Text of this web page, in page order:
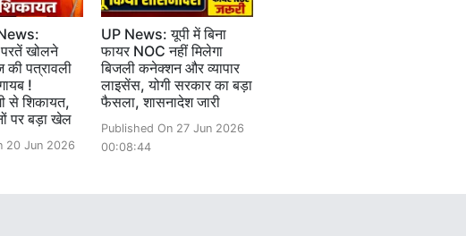
परतें खोलने
की पत्रावली
!
से शिकायत,
पर बड़ा खेल
20 Jun 2026
UP News: यूपी में बिना
फायर NOC नहीं मिलेगा
बिजली कनेक्शन और व्यापार
लाइसेंस, योगी सरकार का बड़ा
फैसला, शासनादेश जारी
Published On 27 Jun 2026
00:08:44